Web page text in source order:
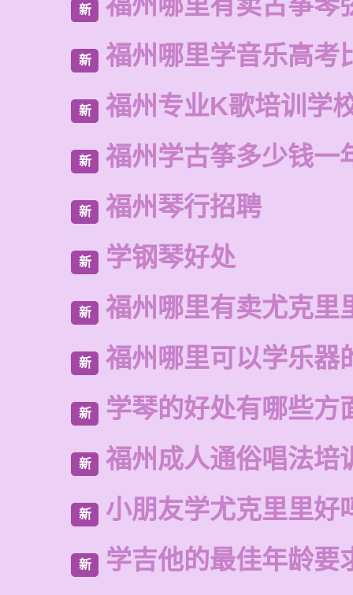
新
新 福州哪里学音乐高考
新 福州专业K歌培训学
新 福州学古筝多少钱一
新 福州琴行招聘
新 学钢琴好处
新 福州哪里有卖尤克里
新 福州哪里可以学乐器
新 学琴的好处有哪些方
新 福州成人通俗唱法培
新 小朋友学尤克里里好
新 学吉他的最佳年龄要